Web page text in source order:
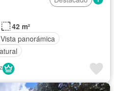
42 m²
Vista panorámica